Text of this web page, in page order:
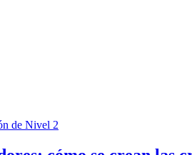
de Nivel 2